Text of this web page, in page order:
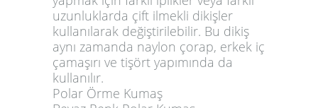
uzunluklarda çift ilmekli dikişler
kullanılarak değiştirilebilir. Bu dikiş
aynı zamanda naylon çorap, erkek iç
çamaşırı ve tişört yapımında da
kullanılır.
Polar Örme Kumaş